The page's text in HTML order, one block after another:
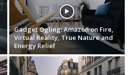
Gadget Ogling: Amazon on Fire,
Virtual Reality, True Nature and
Energy Relief